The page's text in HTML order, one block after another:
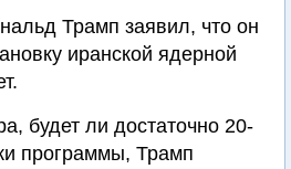
Трамп заявил, что он
иранской ядерной
будет ли достаточно 20-
программы, Трамп